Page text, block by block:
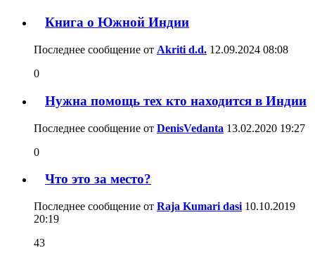
Книга о Южной Индии
Последнее сообщение от Akriti d.d. 12.09.2024 08:08
0
Нужна помощь тех кто находится в Индии
Последнее сообщение от DenisVedanta 13.02.2020 19:27
0
Что это за место?
Последнее сообщение от Raja Kumari dasi 10.10.2019
20:19
43